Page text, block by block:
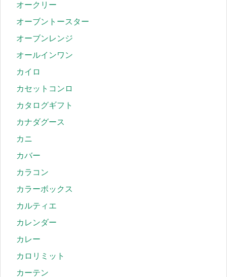
オークリー
オーブントースター
オーブンレンジ
オールインワン
カイロ
カセットコンロ
カタログギフト
カナダグース
カニ
カバー
カラコン
カラーボックス
カルティエ
カレンダー
カレー
カロリミット
カーテン